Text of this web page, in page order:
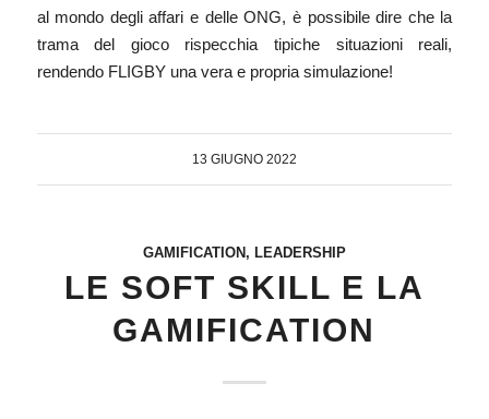
al mondo degli affari e delle ONG, è possibile dire che la
trama del gioco rispecchia tipiche situazioni reali,
rendendo FLIGBY una vera e propria simulazione!
13 GIUGNO 2022
GAMIFICATION , LEADERSHIP
LE SOFT SKILL E LA
GAMIFICATION